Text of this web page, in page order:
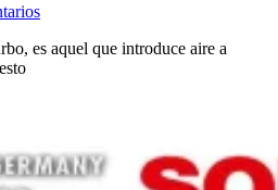
es aquel que introduce aire a